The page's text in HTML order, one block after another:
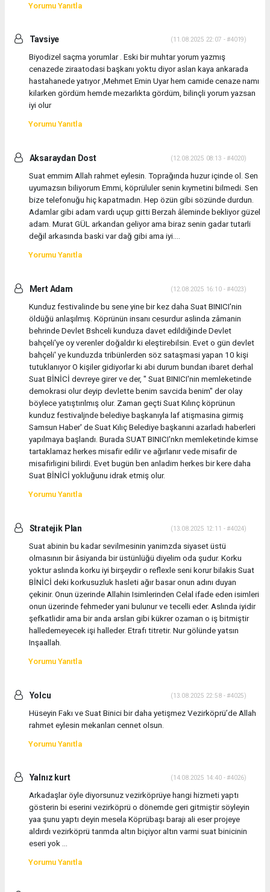
Yorumu Yanıtla
Tavsiye (11.08.2025 22:07 - #4019)
Biyodizel saçma yorumlar . Eski bir muhtar yorum yazmış
cenazede ziraatodasi başkanı yoktu diyor aslan kaya ankarada
hastahanede yatıyor ,Mehmet Emin Uyar hem camide cenaze namı
kilarken gördüm hemde mezarlıkta gördüm, bilinçli yorum yazsan
iyi olur
Yorumu Yanıtla
Aksaraydan Dost (12.08.2025 08:13 - #4020)
Suat emmim Allah rahmet eylesin. Toprağında huzur içinde ol. Sen
uyumazsın biliyorum Emmi, köprüluler senin kıymetini bilmedi. Sen
bize telefonuğu hiç kapatmadın. Hep özün gibi sözünde durdun.
Adamlar gibi adam vardı uçup gitti Berzah âleminde bekliyor güzel
adam. Murat GÜL arkandan geliyor ama biraz senin gadar tutarli
değil arkasında baski var dağ gibi ama iyi....
Yorumu Yanıtla
Mert Adam (12.08.2025 16:10 - #4023)
Kunduz festivalinde bu sene yine bir kez daha Suat BINICI'nin
öldüğü anlaşılmış. Köprünün insanı cesurdur aslinda zâmanin
behrinde Devlet Bshceli kunduza davet edildiğinde Devlet
bahçeli'ye oy verenler doğaldır ki eleştirebilsin. Evet o gün devlet
bahçeli' ye kunduzda tribünlerden söz sataşmasi yapan 10 kişi
tutuklanıyor O kişiler gidiyorlar ki abi durum bundan ibaret derhal
Suat BİNİCİ devreye girer ve der, " Suat BINICI'nin memleketinde
demokrasi olur deyip devlette benim savcida benim" der olay
böylece yatıştırılmış olur. Zaman geçti Suat Kılınç köprünun
kunduz festivaljnde belediye başkanıyla laf atişmasina girmiş
Samsun Haber' de Suat Kılıç Belediye başkanıni azarladı haberleri
yapılmaya başlandı. Burada SUAT BINICI'nkn memleketinde kimse
tartaklamaz herkes misafir edilir ve ağırlanır vede misafir de
misafirligini bilirdi. Evet bugün ben anladim herkes bir kere daha
Suat BİNİCİ yokluğunu idrak etmiş olur.
Yorumu Yanıtla
Stratejik Plan (13.08.2025 12:11 - #4024)
Suat abinin bu kadar sevilmesinin yanimzda siyaset üstü
olmasının bir âsiyanda bir üstünlüğü diyelim oda şudur. Korku
yoktur aslında korku iyi birşeydir o reflexle seni korur bilakis Suat
BİNİCİ deki korkusuzluk hasleti ağır basar onun adını duyan
çekinir. Onun üzerinde Allahin Isimlerinden Celal ifade eden isimleri
onun üzerinde fehmeder yani bulunur ve tecelli eder. Aslında iyidir
şefkatlidir ama bir anda arslan gibi kükrer ozaman o iş bitmiştir
halledemeyecek işi halleder. Etrafı titretir. Nur gölünde yatsın
Inşaallah.
Yorumu Yanıtla
Yolcu (13.08.2025 22:58 - #4025)
Hüseyin Fakı ve Suat Binici bir daha yetişmez Vezirköprü’de Allah
rahmet eylesin mekanları cennet olsun.
Yorumu Yanıtla
Yalnız kurt (14.08.2025 14:40 - #4026)
Arkadaşlar öyle diyorsunuz vezirköprüye hangi hizmeti yaptı
gösterin bi eserini vezirköprü o dönemde geri gitmiştir söyleyin
yaa şunu yaptı deyin mesela Köprübaşı barajı ali eser projeye
aldırdı vezirköprü tarımda altın biçiyor altın varmi suat binicinin
eseri yok ...
Yorumu Yanıtla